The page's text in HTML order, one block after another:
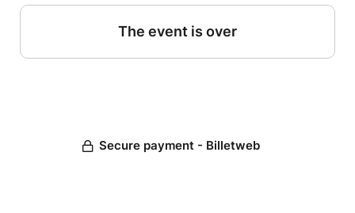
The event is over
Secure payment - Billetweb